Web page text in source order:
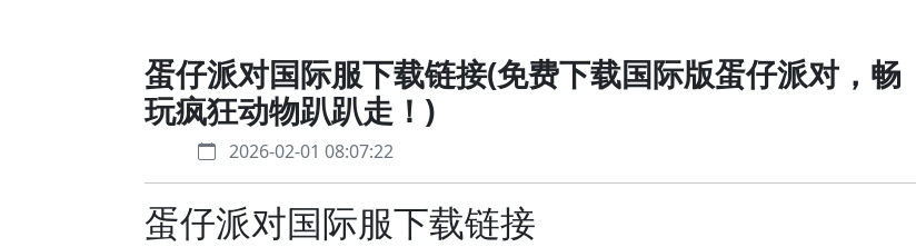
蛋仔派对国际服下载链接(免费下载国际版蛋仔派对，畅
玩疯狂动物趴趴走！)
2026-02-01 08:07:22
蛋仔派对国际服下载链接